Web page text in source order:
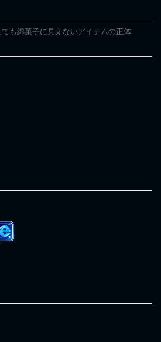
ても綿菓子に見えないアイテムの正体